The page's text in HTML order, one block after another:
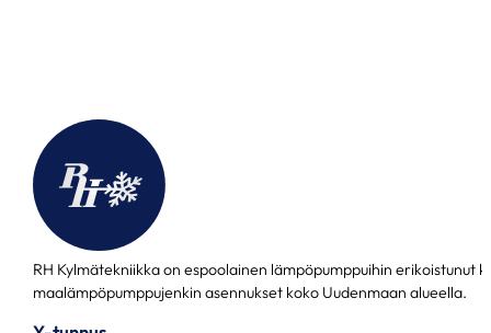
RH Kylmätekniikka on espoolainen lämpöpumppuihin
maalämpöpumppujenkin asennukset koko Uudenmaan alueella.